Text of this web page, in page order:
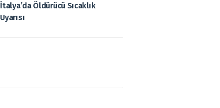
İtalya’da Öldürücü Sıcaklık
Uyarısı